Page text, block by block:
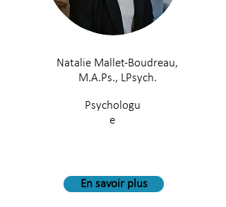
Natalie Mallet-Boudreau,
M.A.Ps., LPsych.
Psychologu
e
En savoir plus